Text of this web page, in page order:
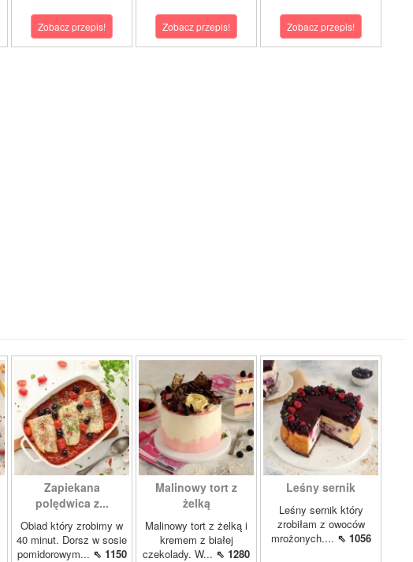
Zobacz przepis! Zobacz przepis! Zobacz przepis!
Zapiekana
polędwica z...
Obiad który zrobimy w
40 minut. Dorsz w sosie
pomidorowym... ⇖ 1150
Malinowy tort z
żelką
Malinowy tort z żelką i
kremem z białej
czekolady. W... ⇖ 1280
Leśny sernik
Leśny sernik który
zrobiłam z owoców
mrożonych.... ⇖ 1056